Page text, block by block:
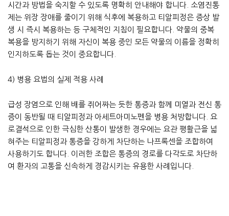
시간과 방법을 숙지할 수 있도록 명확히 안내해야 합니다. 소염진통
제는 위장 장애를 줄이기 위해 식후에 복용하고 티알피정은 증상 발
생 시 즉시 복용하는 등 구체적인 지침이 필요합니다. 약물의 중복
복용을 방지하기 위해 자신이 복용 중인 모든 약물의 이름을 정확히
인지하도록 돕는 것이 중요합니다.
4) 병용 요법의 실제 적용 사례
급성 장염으로 인해 배를 쥐어짜는 듯한 통증과 함께 미열과 전신 통
증이 동반될 때 티알피정과 아세트아미노펜을 병용 처방합니다. 요
로결석으로 인한 극심한 산통이 발생한 경우에는 요관 평활근을 넓
혀주는 티알피정과 통증을 강하게 차단하는 나프록센을 조합하여
사용하기도 합니다. 이러한 조합은 통증의 경로를 다각도로 차단하
여 환자의 고통을 신속하게 경감시키는 유용한 사례입니다.